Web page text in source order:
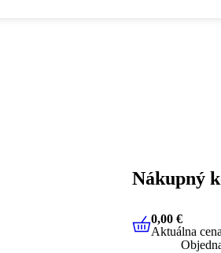
Nákupný
0,00 €
0,00 €
Aktuálna